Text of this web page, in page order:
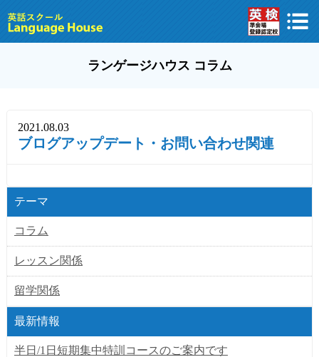
ランゲージハウス コラム
2021.08.03
ブログアップデート・お問い合わせ関連
テーマ
コラム
レッスン関係
留学関係
最新情報
半日/1日短期集中特訓コースのご案内です